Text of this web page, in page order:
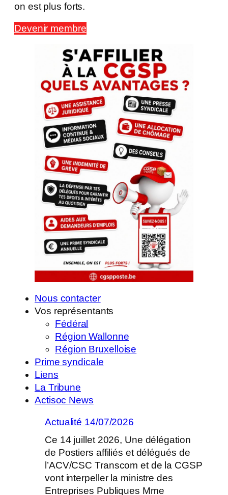
on est plus forts.
Devenir membre
Nous contacter
Vos représentants
Fédéral
Région Wallonne
Région Bruxelloise
Prime syndicale
Liens
La Tribune
Actisoc News
Actualité 14/07/2026
Ce 14 juillet 2026, Une délégation
de Postiers affiliés et délégués de
l’ACV/CSC Transcom et de la CGSP
vont interpeller la ministre des
Entreprises Publiques Mme